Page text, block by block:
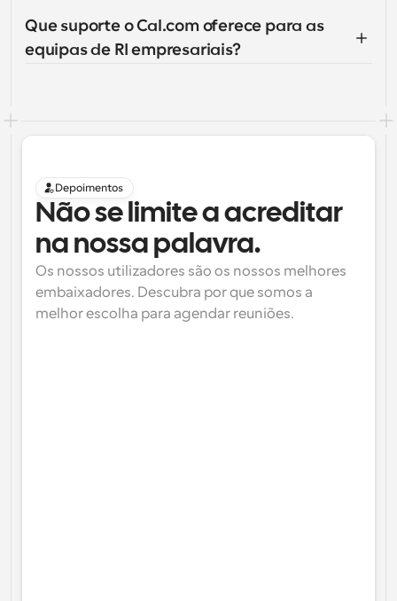
Que suporte o Cal.com oferece para as
equipas de RI empresariais?
Depoimentos
Não se limite a acreditar
na nossa palavra.
Os nossos utilizadores são os nossos melhores
embaixadores. Descubra por que somos a
melhor escolha para agendar reuniões.